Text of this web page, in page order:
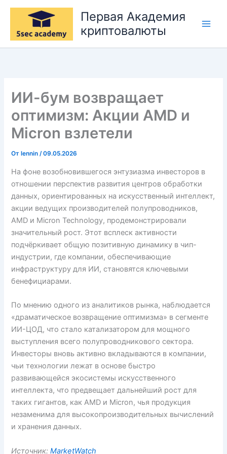
Перейти
содержимому
Первая Академия
криптовалюты
ИИ-бум возвращает
оптимизм: Акции AMD и
Micron взлетели
От lennin/09.05.2026
На фоне возобновившегося энтузиазма инвесторов в
отношении перспектив развития центров обработки
данных, ориентированных на искусственный интеллект,
акции ведущих производителей полупроводников,
AMD и Micron Technology, продемонстрировали
значительный рост. Этот всплеск активности
подчёркивает общую позитивную динамику в чип-
индустрии, где компании, обеспечивающие
инфраструктуру для ИИ, становятся ключевыми
бенефициарами.
По мнению одного из аналитиков рынка, наблюдается
«драматическое возвращение оптимизма» в сегменте
ИИ-ЦОД, что стало катализатором для мощного
выступления всего полупроводникового сектора.
Инвесторы вновь активно вкладываются в компании,
чьи технологии лежат в основе быстро
развивающейся экосистемы искусственного
интеллекта, что предвещает дальнейший рост для
таких гигантов, как AMD и Micron, чья продукция
незаменима для высокопроизводительных вычислений
и хранения данных.
Источник:MarketWatch